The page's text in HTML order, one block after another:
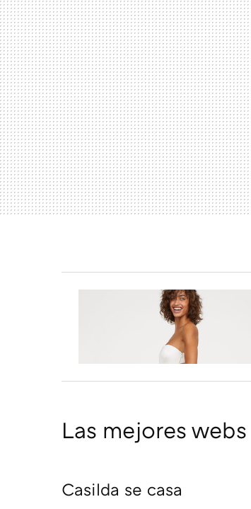
Las mejores
Casilda se casa